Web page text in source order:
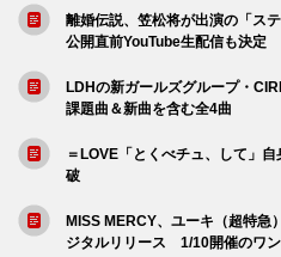
離婚伝説、笠松将が出演の「ス
公開直前YouTube生配信も決定
LDHの新ガールズグループ・
課題曲＆新曲を含む全4曲
＝LOVE「とくべチュ、して」
破
MISS MERCY、ユーキ（超特急
ジタルリリース 1/10開催のワ